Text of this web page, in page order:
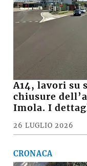
A14, lavori su
chiusure
Imola. I
26 LUGLIO 2026
CRONACA